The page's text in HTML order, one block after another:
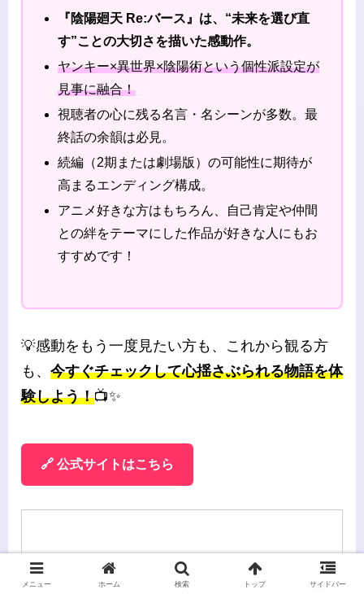
『陰陽廻天 Re:バース』は、“未来を選び直
す”ことの大切さを描いた感動作。
ヤンキー×異世界×陰陽術という個性派設定が
見事に融合！
視聴者の心に残る名言・名シーンが多数。最
終話の余韻は必見。
続編（2期または劇場版）の可能性に期待が
高まるエンディング構成。
アニメ好きな方はもちろん、自己肯定や仲間
との絆をテーマにした作品が好きな人にもお
すすめです！
💡感動をもう一度見たい方も、これから観る方
も、 今すぐチェックして心揺さぶられる物語を体
験しよう！📺✨
🔗 公式サイトはこちら
メニュー ホーム 検索 トップ サイドバー